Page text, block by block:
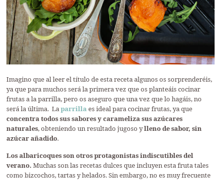
Imagino que al leer el título de esta receta algunos os sorprenderéis,
ya que para muchos será la primera vez que os planteáis cocinar
frutas a la parrilla, pero os aseguro que una vez que lo hagáis, no
será la última. Laparrillaes ideal para cocinar frutas, ya que
concentra todos sus sabores y carameliza sus azúcares
naturales, obteniendo un resultado jugoso ylleno de sabor, sin
azúcar añadido.
Los albaricoques son otros protagonistas indiscutibles del
verano. Muchas son las recetas dulces que incluyen esta fruta tales
como bizcochos, tartas y helados. Sin embargo, no es muy frecuente